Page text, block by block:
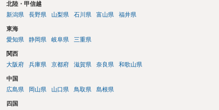
北陸・甲信越
新潟県
長野県 山梨県 石川県 富山県 福井県
東海
愛知県
静岡県 岐阜県 三重県
関西
大阪府
兵庫県 京都府 滋賀県 奈良県 和歌山県
中国
広島県
岡山県 山口県 鳥取県 島根県
四国